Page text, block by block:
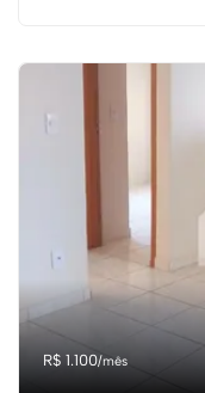
R$ 1.100/mês